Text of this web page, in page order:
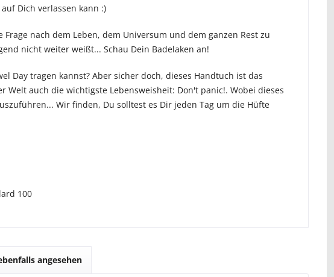
Dich verlassen kann :)
nach dem Leben, dem Universum und dem ganzen Rest zu
nicht weiter weißt... Schau Dein Badelaken an!
Day tragen kannst? Aber sicher doch, dieses Handtuch ist das
auch die wichtigste Lebensweisheit: Don't panic!. Wobei dieses
Wir finden, Du solltest es Dir jeden Tag um die Hüfte
100
angesehen